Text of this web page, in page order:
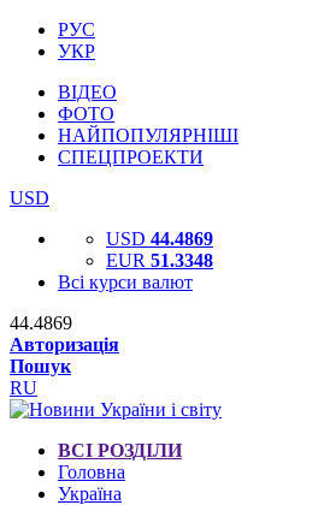
РУС
УКР
ВІДЕО
ФОТО
НАЙПОПУЛЯРНІШІ
СПЕЦПРОЕКТИ
USD
USD 44.4869
EUR 51.3348
Всі курси валют
44.4869
Авторизація
Пошук
RU
ВСІ РОЗДІЛИ
Головна
Україна